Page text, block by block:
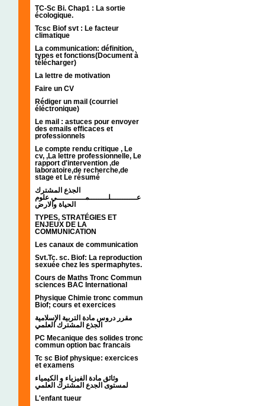
TC-Sc Bi. Chap1 : La sortie
écologique.
Tcsc Biof svt : Le facteur
climatique
La communication: définition,
types et fonctions(Document à
télécharger)
La lettre de motivation
Faire un CV
Rédiger un mail (courriel
éléctronique)
Le mail : astuces pour envoyer
des emails efficaces et
professionnels
Le compte rendu critique , Le
cv, ,La lettre professionnelle, Le
rapport d'intervention ,de
laboratoire,de recherche,de
stage et Le résumé
الجذع المشترك
عـــــــــــلــــــــمــــــــــــي علوم
الحياة والارض
TYPES, STRATÉGIES ET
ENJEUX DE LA
COMMUNICATION
Les canaux de communication
Svt.Tc. sc. Biof: La reproduction
sexuée chez les spermaphytes.
Cours de Maths Tronc Commun
sciences BAC International
Physique Chimie tronc commun
Biof; cours et exercices
مقرر دروس مادة التربية الإسلامية
الجذع المشترك العلمي
PC Mecanique des solides tronc
commun option bac francais
Tc sc Biof physique: exercices
et examens
وثائق مادة الفيزياء و الكيمياء
L'enfant tueur